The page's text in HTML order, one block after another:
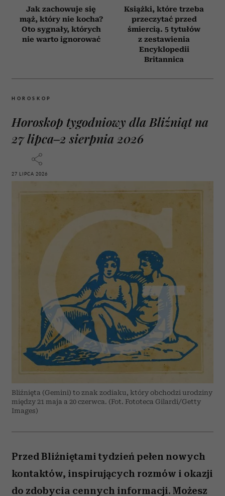
Jak zachowuje się
mąż, który nie kocha?
Oto sygnały, których
nie warto ignorować
Książki, które trzeba
przeczytać przed
śmiercią. 5 tytułów
z zestawienia
Encyklopedii
Britannica
HOROSKOP
Horoskop tygodniowy dla Bliźniąt na
27 lipca–2 sierpnia 2026
27 LIPCA 2026
Bliźnięta (Gemini) to znak zodiaku, który obchodzi urodziny
między 21 maja a 20 czerwca. (Fot. Fototeca Gilardi/Getty
Images)
Przed Bliźniętami tydzień pełen nowych
kontaktów, inspirujących rozmów i okazji
do zdobycia cennych informacji. Możesz